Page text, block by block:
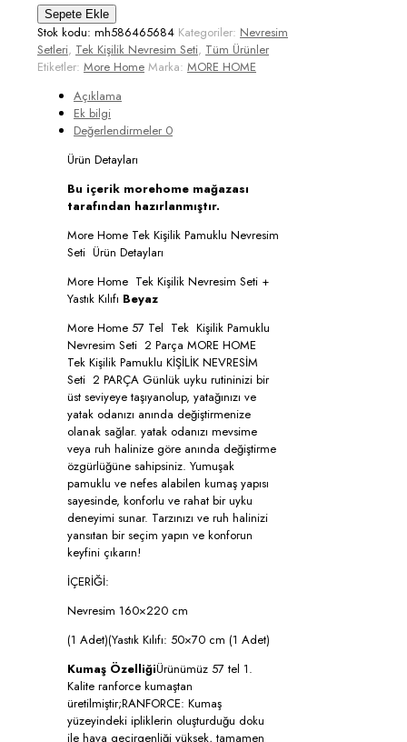
More
Home
Tek
Kişilik
Yastık
Sepete Ekle
Stok kodu: mh586465684 Kategoriler: Nevresim
Setleri, Tek Kişilik Nevresim Seti, Tüm Ürünler
Etiketler: More Home Marka: MORE HOME
Açıklama
Ek bilgi
Değerlendirmeler 0
Ürün Detayları
Bu içerik morehome mağazası
tarafından hazırlanmıştır.
More Home Tek Kişilik Pamuklu Nevresim
Seti Ürün Detayları
More Home Tek Kişilik Nevresim Seti +
Yastık Kılıfı Beyaz
More Home 57 Tel Tek Kişilik Pamuklu
Nevresim Seti 2 Parça MORE HOME
Tek Kişilik Pamuklu KİŞİLİK NEVRESİM
Seti 2 PARÇA Günlük uyku rutininizi bir
üst seviyeye taşıyanolup, yatağınızı ve
yatak odanızı anında değiştirmenize
olanak sağlar. yatak odanızı mevsime
veya ruh halinize göre anında değiştirme
özgürlüğüne sahipsiniz. Yumuşak
pamuklu ve nefes alabilen kumaş yapısı
sayesinde, konforlu ve rahat bir uyku
deneyimi sunar. Tarzınızı ve ruh halinizi
yansıtan bir seçim yapın ve konforun
keyfini çıkarın!
İÇERİĞİ:
Nevresim 160×220 cm
(1 Adet)(Yastık Kılıfı: 50×70 cm (1 Adet)
Kumaş ÖzelliğiÜrünümüz 57 tel 1.
Kalite ranforce kumaştan
üretilmiştir;RANFORCE: Kumaş
yüzeyindeki ipliklerin oluşturduğu doku
ile hava geçirgenliği yüksek, tamamen